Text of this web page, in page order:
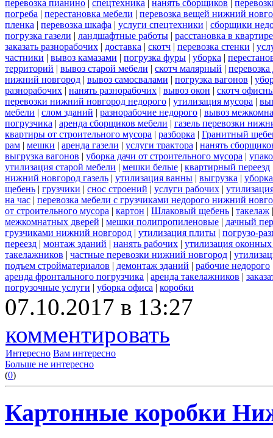
перевозка пианино | спецтехника | нанять сборщиков |
погреба | перестановка мебели | перевозка вещей нижний
пленка | перевозка шкафа | услуги спецтехники | сборщики
погрузка газели | ландшафтные работы | расстановка в квартире
заказать разнорабочих | доставка | скотч | перевозка стенки |
частники | вывоз камазами | погрузка фуры | уборка |
территорий | вывоз старой мебели | скотч малярный |
нижний новгород | вывоз самосвалами | погрузка вагонов |
разнорабочих | нанять разнорабочих | вывоз окон | скотч
перевозки нижний новгород недорого | утилизация мусора |
мебели | слом зданий | разнорабочие недорого | вывоз
погрузчика | аренда сборщиков мебели | газель перевозки
квартиры от строительного мусора | разборка | Гранитный
рам | мешки | аренда газели | услуги трактора | нанять
выгрузка вагонов | уборка дачи от строительного мусора |
утилизация старой мебели | мешки белые | квартирный переезд
нижний новгород газель | утилизация ванны | выгрузка |
щебень | грузчики | снос строений | услуги рабочих |
на час | перевозка мебели с грузчиками недорого нижний
от строительного мусора | картон | Шлаковый щебень | такелаж
межкомнатных дверей | мешки полипропиленовые | дачный
грузчиками нижний новгород | утилизация плиты | погрузо-
переезд | монтаж зданий | нанять рабочих | утилизация
такелажников | частные перевозки нижний новгород |
подъем стройматериалов | демонтаж зданий | рабочие недорого
аренда фронтального погрузчика | аренда такелажников |
погрузочные услуги | уборка офиса | коробки
07.10.2017 в 13:27
комментировать
Интересно Вам интересно
Больше не интересно
(0)
Картонные коробки